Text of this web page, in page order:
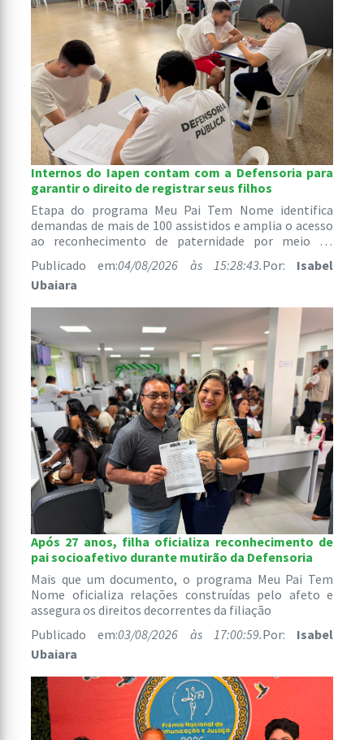
Internos do Iapen contam com a Defensoria para
garantir o direito de registrar seus filhos
Etapa do programa Meu Pai Tem Nome identifica
demandas de mais de 100 assistidos e amplia o acesso
ao reconhecimento de paternidade por meio do
atendimento jurídico gratuito.
Publicado em:04/08/2026 às 15:28:43.Por: Isabel
Ubaiara
Após 27 anos, filha oficializa reconhecimento de
pai socioafetivo durante mutirão da Defensoria
Mais que um documento, o programa Meu Pai Tem
Nome oficializa relações construídas pelo afeto e
assegura os direitos decorrentes da filiação
Publicado em:03/08/2026 às 17:00:59.Por: Isabel
Ubaiara